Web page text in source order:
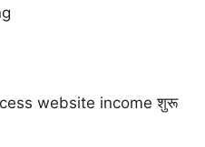
website income शुरू